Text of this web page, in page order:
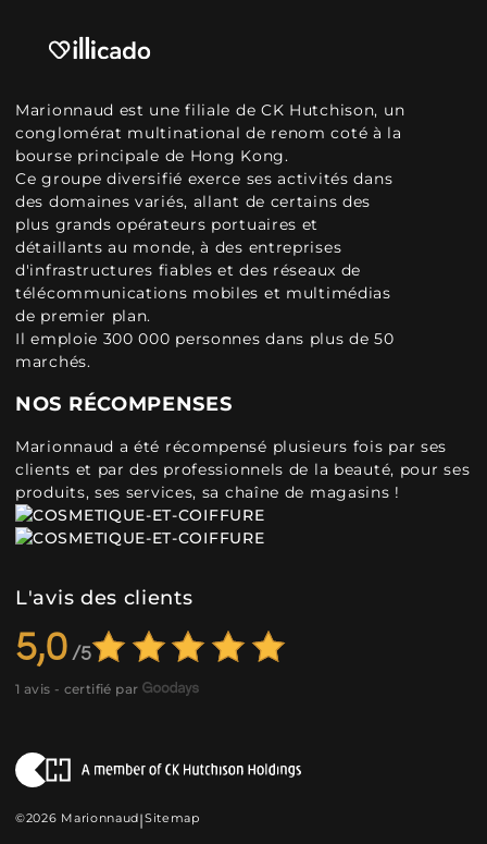
Marionnaud est une filiale de CK Hutchison, un
conglomérat multinational de renom coté à la
bourse principale de Hong Kong.
Ce groupe diversifié exerce ses activités dans
des domaines variés, allant de certains des
plus grands opérateurs portuaires et
détaillants au monde, à des entreprises
d'infrastructures fiables et des réseaux de
télécommunications mobiles et multimédias
de premier plan.
Il emploie 300 000 personnes dans plus de 50
marchés.
NOS RÉCOMPENSES
Marionnaud a été récompensé plusieurs fois par ses
clients et par des professionnels de la beauté, pour ses
produits, ses services, sa chaîne de magasins !
L'avis des clients
5,0
1 avis - certifié par
©2026 Marionnaud|Sitemap